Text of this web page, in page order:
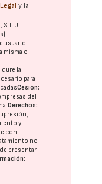
y la
S.L.U.
usuario.
misma o
la
para
Cesión:
del
Derechos:
y
con
no
presentar